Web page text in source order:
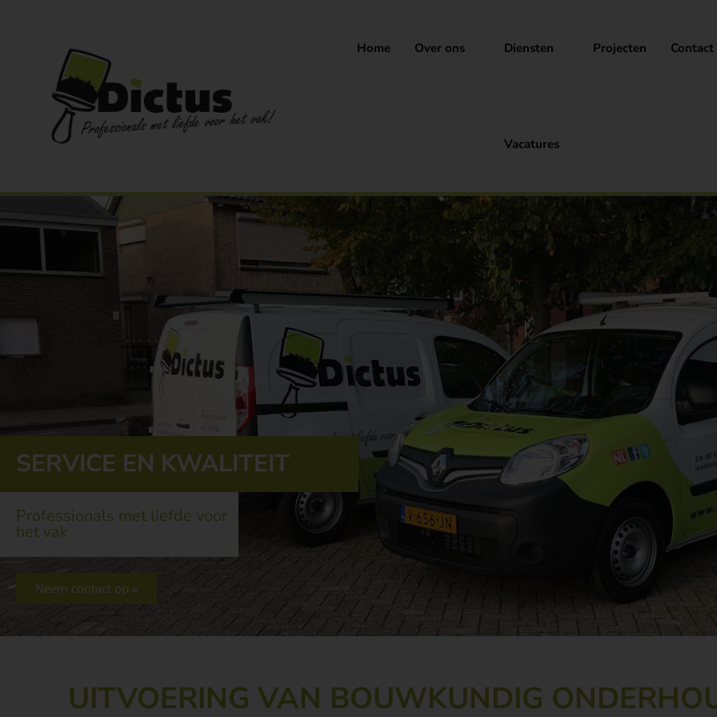
Home Over ons Diensten Projecten Contact
Vacatures
SERVICE EN KWALITEIT
Professionals met liefde voor
het vak
Neem contact op »
UITVOERING VAN BOUWKUNDIG